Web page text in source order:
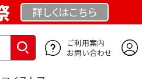
詳しくはこちら
ご利用案内
お問い合わせ